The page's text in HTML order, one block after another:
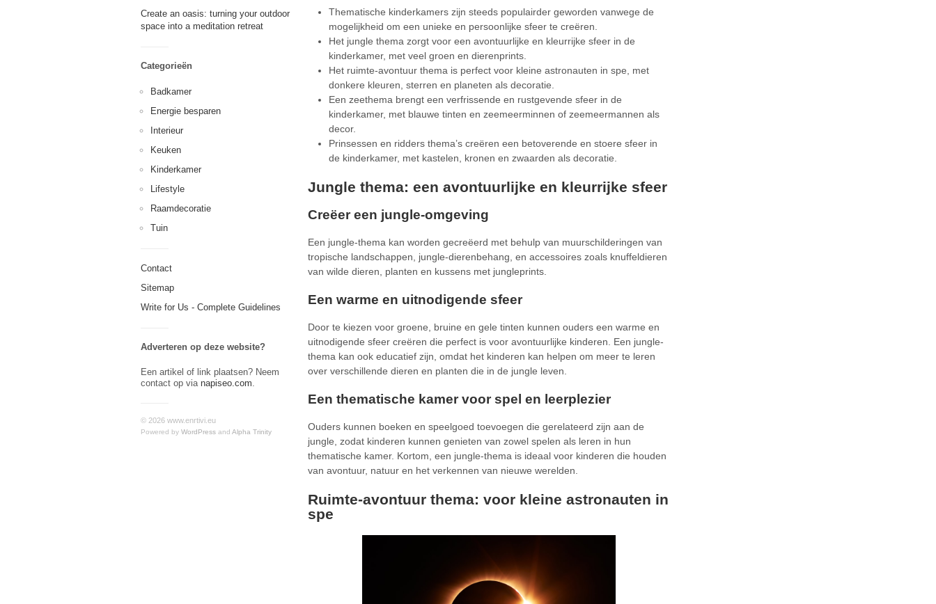
Create an oasis: turning your outdoor
space into a meditation retreat
Categorieën
Badkamer
Energie besparen
Interieur
Keuken
Kinderkamer
Lifestyle
Raamdecoratie
Tuin
Contact
Sitemap
Write for Us - Complete Guidelines
Adverteren op deze website?
Een artikel of link plaatsen? Neem
contact op via napiseo.com.
© 2026 www.enrtivi.eu
Powered by WordPress and Alpha Trinity
Thematische kinderkamers zijn steeds populairder geworden vanwege de
mogelijkheid om een unieke en persoonlijke sfeer te creëren.
Het jungle thema zorgt voor een avontuurlijke en kleurrijke sfeer in de
kinderkamer, met veel groen en dierenprints.
Het ruimte-avontuur thema is perfect voor kleine astronauten in spe, met
donkere kleuren, sterren en planeten als decoratie.
Een zeethema brengt een verfrissende en rustgevende sfeer in de
kinderkamer, met blauwe tinten en zeemeerminnen of zeemeermannen als
decor.
Prinsessen en ridders thema’s creëren een betoverende en stoere sfeer in
de kinderkamer, met kastelen, kronen en zwaarden als decoratie.
Jungle thema: een avontuurlijke en kleurrijke sfeer
Creëer een jungle-omgeving
Een jungle-thema kan worden gecreëerd met behulp van muurschilderingen van
tropische landschappen, jungle-dierenbehang, en accessoires zoals knuffeldieren
van wilde dieren, planten en kussens met jungleprints.
Een warme en uitnodigende sfeer
Door te kiezen voor groene, bruine en gele tinten kunnen ouders een warme en
uitnodigende sfeer creëren die perfect is voor avontuurlijke kinderen. Een jungle-
thema kan ook educatief zijn, omdat het kinderen kan helpen om meer te leren
over verschillende dieren en planten die in de jungle leven.
Een thematische kamer voor spel en leerplezier
Ouders kunnen boeken en speelgoed toevoegen die gerelateerd zijn aan de
jungle, zodat kinderen kunnen genieten van zowel spelen als leren in hun
thematische kamer. Kortom, een jungle-thema is ideaal voor kinderen die houden
van avontuur, natuur en het verkennen van nieuwe werelden.
Ruimte-avontuur thema: voor kleine astronauten in
spe